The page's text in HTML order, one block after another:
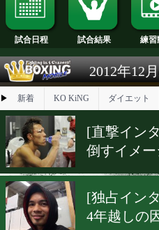
試合日程 試合結果
2012年
▶ 新着 KO KiNG ダイ
[直撃
倒すイ